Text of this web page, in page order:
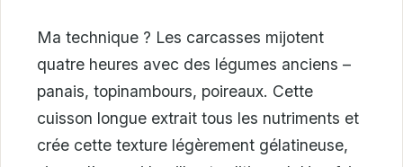
Ma technique ? Les carcasses mijotent
quatre heures avec des légumes anciens –
panais, topinambours, poireaux. Cette
cuisson longue extrait tous les nutriments et
crée cette texture légèrement gélatineuse,